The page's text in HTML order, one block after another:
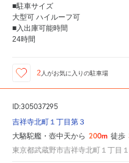
■駐車サイズ
大型可 ハイルーフ可
■入出庫可能時間
24時間
2 人がお気に入りの駐車場
ID:305037295
吉祥寺北町１丁目第３
大駱駝艦・壺中天から 200m 徒歩
東京都武蔵野市吉祥寺北町１丁目